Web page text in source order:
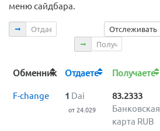
меню сайдбара.
Отслеживать
Отдаете
Получаете
Обменник Отдаете Получаете
F-change 1 Dai
от 24.029
83.2333
Банковская
карта RUB